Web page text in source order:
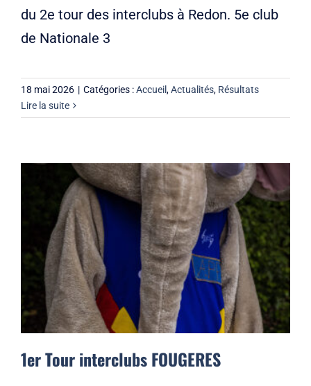
du 2e tour des interclubs à Redon. 5e club
de Nationale 3
18 mai 2026 | Catégories :Accueil,Actualités, Résultats
Lire la suite
1er Tour interclubs FOUGERES